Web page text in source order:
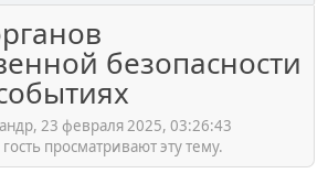
безопасности
23 февраля 2025, 03:26:43
просматривают эту тему.